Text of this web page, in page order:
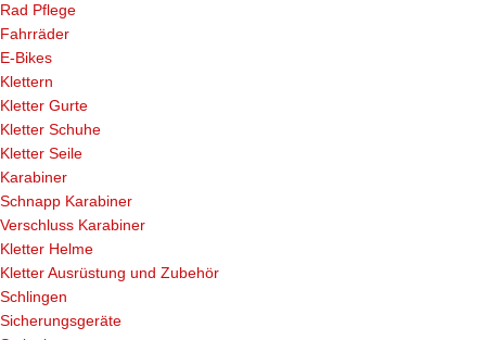
Rad Pflege
Fahrräder
E-Bikes
Klettern
Kletter Gurte
Kletter Schuhe
Kletter Seile
Karabiner
Schnapp Karabiner
Verschluss Karabiner
Kletter Helme
Kletter Ausrüstung und Zubehör
Schlingen
Sicherungsgeräte